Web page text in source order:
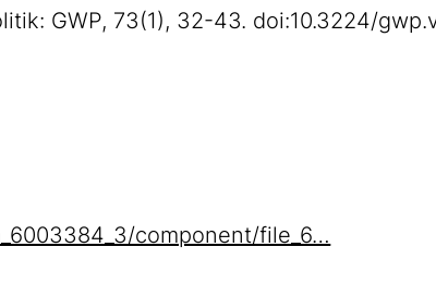
GWP, 73(1), 32-43. doi:10.3224/
component/file_6…